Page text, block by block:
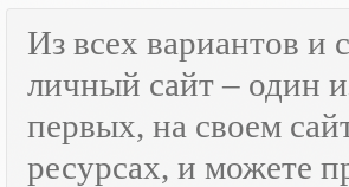
Из всех вариантов и
личный сайт – один
первых, на своем
ресурсах, и можете